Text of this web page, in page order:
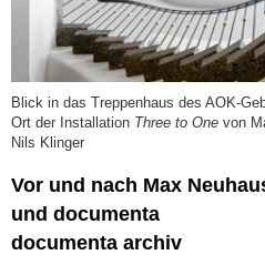
Blick in das Treppenhaus des AOK-
Ort der Installation Three to One von
Nils Klinger
Vor und nach Max
und documenta
documenta archiv